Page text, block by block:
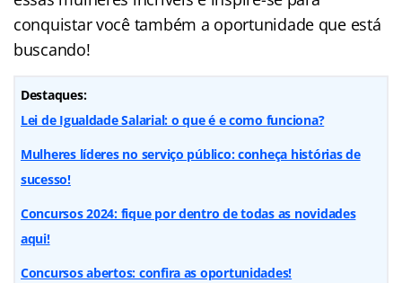
conquistar você também a oportunidade que está
buscando!
Destaques:
Lei de Igualdade Salarial: o que é e como funciona?
Mulheres líderes no serviço público: conheça histórias de
sucesso!
Concursos 2024: fique por dentro de todas as novidades
aqui!
Concursos abertos: confira as oportunidades!